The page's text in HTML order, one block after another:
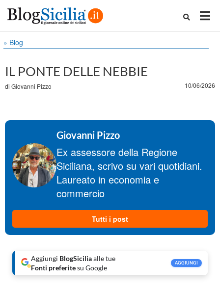
» Blog
IL PONTE DELLE NEBBIE
di Giovanni Pizzo 10/06/2026
Giovanni Pizzo
Ex assessore della Regione
Siciliana, scrivo su vari quotidiani.
Laureato in economia e
commercio
Tutti i post
Aggiungi BlogSiciliaalle tue
Fonti preferitesu Google
AGGIUNGI